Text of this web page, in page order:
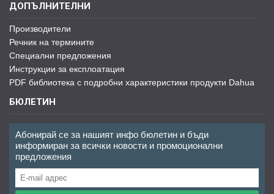
ДОПЪЛНИТЕЛНИ
Производители
Речник на термините
Специални предложения
Инструкции за експлоатация
PDF библиотека с подробни характеристики продукти Dahua
БЮЛЕТИН
Абонирай се за нашият инфо бюлетин и бъди
информиран за всички новости и промоционални
предложения